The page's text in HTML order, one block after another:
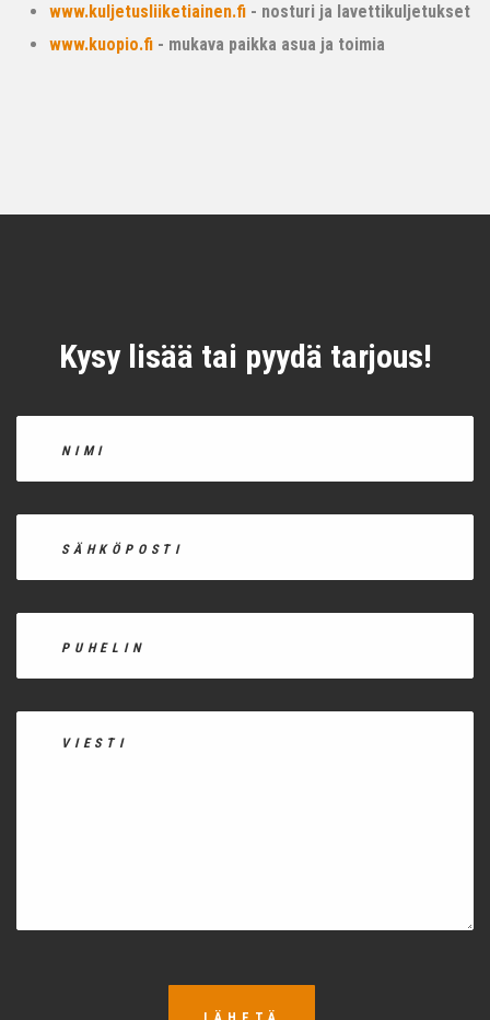
www.kuljetusliiketiainen.fi - nosturi ja lavettikuljetukset
www.kuopio.fi - mukava paikka asua ja toimia
Kysy lisää tai pyydä tarjous!